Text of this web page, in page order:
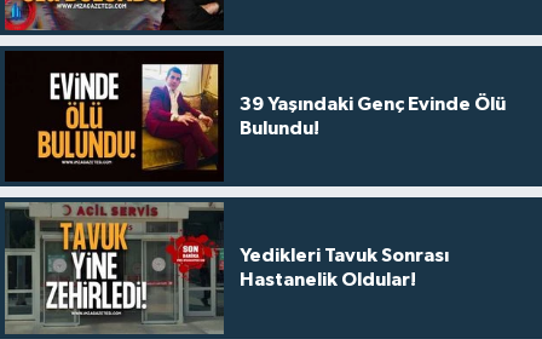
39 Yaşındaki Genç Evinde Ölü
Bulundu!
Yedikleri Tavuk Sonrası
Hastanelik Oldular!